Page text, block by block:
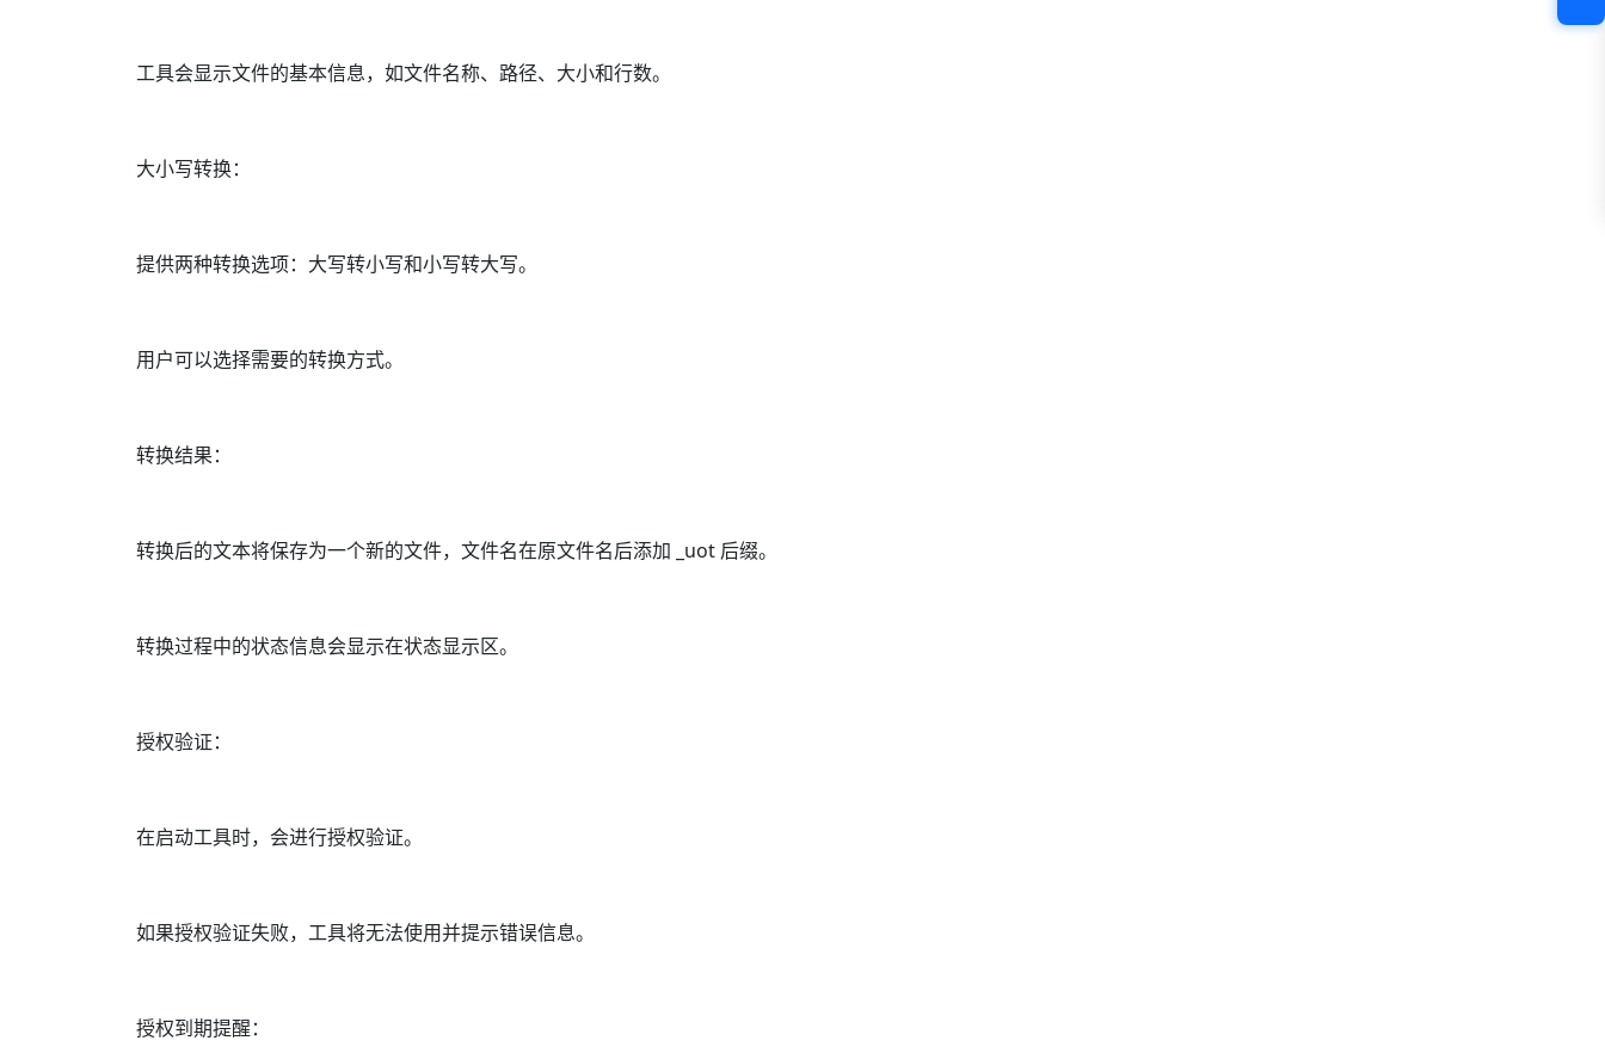
工具会显示文件的基本信息，如文件名称、路径、大小和行数。
大小写转换：
提供两种转换选项：大写转小写和小写转大写。
用户可以选择需要的转换方式。
转换结果：
转换后的文本将保存为一个新的文件，文件名在原文件名后添加 _uot 后缀。
转换过程中的状态信息会显示在状态显示区。
授权验证：
在启动工具时，会进行授权验证。
如果授权验证失败，工具将无法使用并提示错误信息。
授权到期提醒：